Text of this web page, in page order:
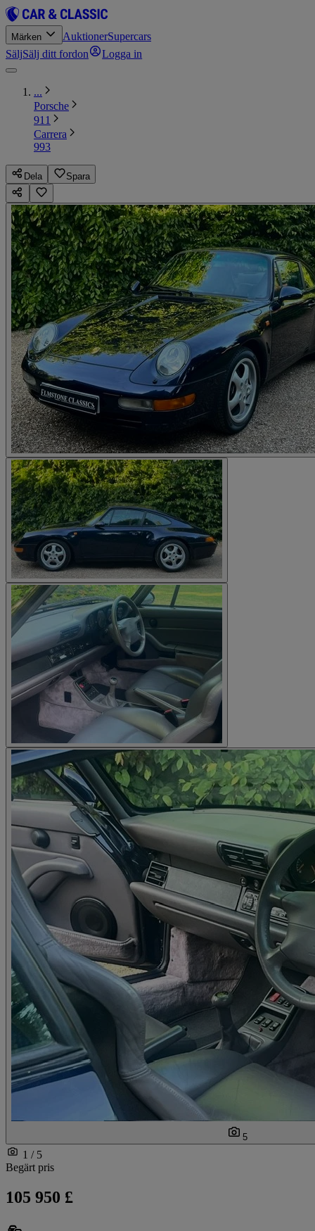
Märken AuktionerSupercars
SäljSälj ditt fordon Logga in
...
Porsche
911
Carrera
993
Dela Spara
5
1 / 5
Begärt pris
105 950 £